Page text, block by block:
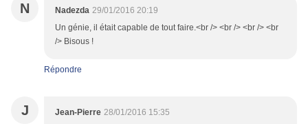
N Nadezda 29/01/2016 20:19
Un génie, il était capable de tout faire.<br /> <br /> <br /> <br
/> Bisous !
Répondre
J Jean-Pierre 28/01/2016 15:35